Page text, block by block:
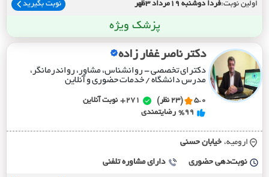
اولین نوبت:فردا دوشنبه 19مرداد 3ظهر نوبت بگیرید
پزشک ویژه
دکتر ناصر غفار زاده
دکترای تخصصی - روانشناس، مشاور، رواندرمانگر،
مدرس دانشگاه / خدمات حضوری و آنلاین
5.0 (23 نظر) 271+
نوبت آنلاین
%99 رضایتمندی
ارومیه، خيابان حسني
نوبت‌دهی حضوری دارای مشاوره تلفنی